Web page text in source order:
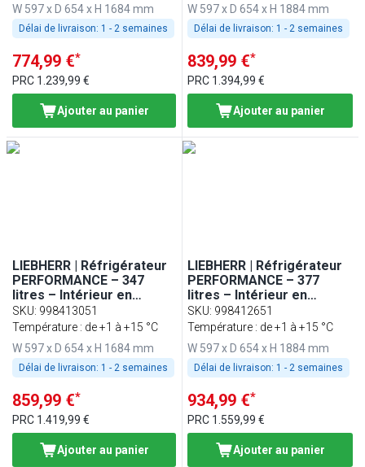
W 597 x D 654 x H 1684 mm
Délai de livraison: 1 - 2 semaines
774,99 €*
PRC 1.239,99 €
Ajouter au panier
W 597 x D 654 x H 1884 mm
Délai de livraison: 1 - 2 semaines
839,99 €*
PRC 1.394,99 €
Ajouter au panier
LIEBHERR | Réfrigérateur
PERFORMANCE – 347
litres – Intérieur en
plastique – 1 porte – Gris
SKU: 998413051
Température : de +1 à +15 °C
W 597 x D 654 x H 1684 mm
Délai de livraison: 1 - 2 semaines
859,99 €*
PRC 1.419,99 €
Ajouter au panier
LIEBHERR | Réfrigérateur
PERFORMANCE – 377
litres – Intérieur en
plastique – avec 1 porte –
Gris
SKU: 998412651
Température : de +1 à +15 °C
W 597 x D 654 x H 1884 mm
Délai de livraison: 1 - 2 semaines
934,99 €*
PRC 1.559,99 €
Ajouter au panier